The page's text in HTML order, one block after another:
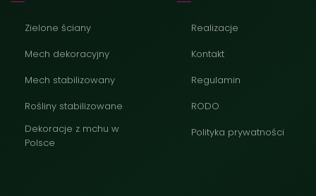
Zielone ściany
Mech dekoracyjny
Mech stabilizowany
Rośliny stabilizowane
Dekoracje z mchu w
Polsce
Realizacje
Kontakt
Regulamin
RODO
Polityka prywatności